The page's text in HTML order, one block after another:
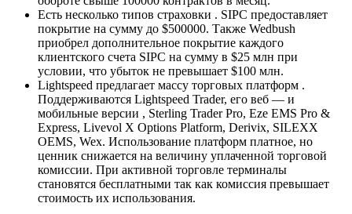
Есть несколько типов страховки . SIPC предоставляет
покрытие на сумму до $500000. Также Wedbush
приобрел дополнительное покрытие каждого
клиентского счета SIPC на сумму в $25 млн при
условии, что убыток не превышает $100 млн.
Lightspeed предлагает массу торговых платформ .
Поддерживаются Lightspeed Trader, его веб — и
мобильные версии , Sterling Trader Pro, Eze EMS Pro &
Express, Livevol X Options Platform, Derivix, SILEXX
OEMS, Wex. Использование платформ платное, но
ценник снижается на величину уплаченной торговой
комиссии. При активной торговле терминалы
становятся бесплатными так как комиссия превышает
стоимость их использования.